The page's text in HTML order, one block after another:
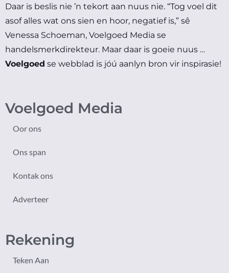
Daar is beslis nie ’n tekort aan nuus nie. “Tog voel dit
asof alles wat ons sien en hoor, negatief is,” sê
Venessa Schoeman, Voelgoed Media se
handelsmerkdirekteur. Maar daar is goeie nuus …
Voelgoed se webblad is jóú aanlyn bron vir inspirasie!
Voelgoed Media
Oor ons
Ons span
Kontak ons
Adverteer
Rekening
Teken Aan